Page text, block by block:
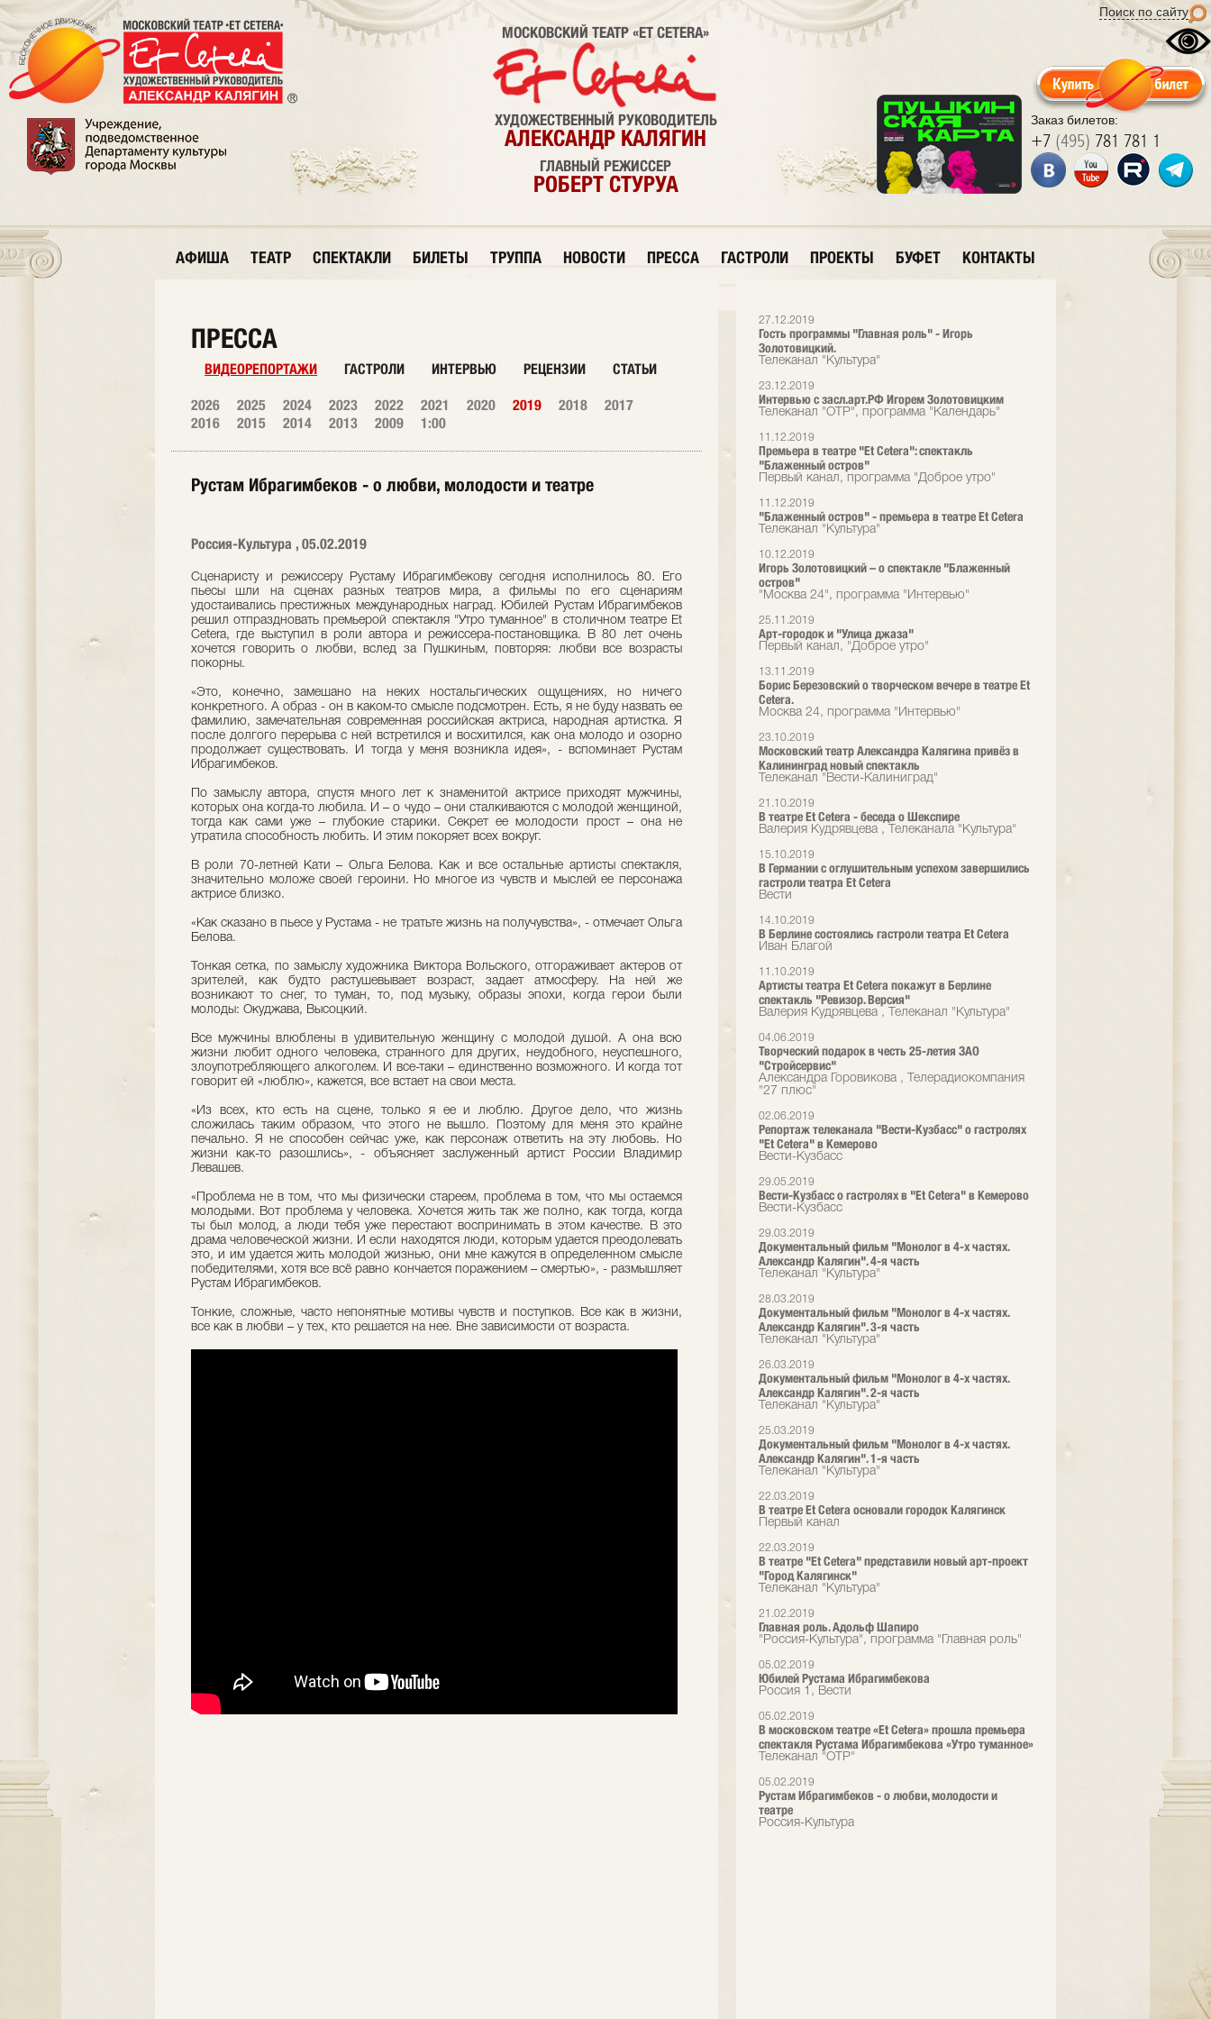
Поиск по сайту
Заказ билетов:
+7 (495) 781 781 1
МОСКОВСКИЙ ТЕАТР «ET CETERA»
ХУДОЖЕСТВЕННЫЙ РУКОВОДИТЕЛЬ
АЛЕКСАНДР КАЛЯГИН
ГЛАВНЫЙ РЕЖИССЕР
РОБЕРТ СТУРУА
АФИША ТЕАТР СПЕКТАКЛИ БИЛЕТЫ ТРУППА НОВОСТИ ПРЕССА ГАСТРОЛИ ПРОЕКТЫ БУФЕТ КОНТАКТЫ
27.12.2019
Гость программы "Главная роль" - Игорь
Золотовицкий.
Телеканал "Культура"
23.12.2019
Интервью с засл.арт.РФ Игорем Золотовицким
Телеканал "ОТР", программа "Календарь"
11.12.2019
Премьера в театре "Et Cetera": спектакль
"Блаженный остров"
Первый канал, программа "Доброе утро"
11.12.2019
"Блаженный остров" - премьера в театре Et Сetera
Телеканал "Культура"
10.12.2019
Игорь Золотовицкий – о спектакле "Блаженный
остров"
"Москва 24", программа "Интервью"
25.11.2019
Арт-городок и "Улица джаза"
Первый канал, "Доброе утро"
13.11.2019
Борис Березовский о творческом вечере в театре Et
Cetera.
Москва 24, программа "Интервью"
23.10.2019
Московский театр Александра Калягина привёз в
Калининград новый спектакль
Телеканал "Вести-Калиниград"
21.10.2019
В театре Et Сetera - беседа о Шекспире
Валерия Кудрявцева , Телеканала "Культура"
15.10.2019
В Германии с оглушительным успехом завершились
гастроли театра Et Cetera
Вести
14.10.2019
В Берлине состоялись гастроли театра Et Cetera
Иван Благой
11.10.2019
Артисты театра Et Cetera покажут в Берлине
спектакль "Ревизор. Версия"
Валерия Кудрявцева , Телеканал "Культура"
04.06.2019
Творческий подарок в честь 25-летия ЗАО
"Стройсервис"
Александра Горовикова , Телерадиокомпания
"27 плюс"
02.06.2019
Репортаж телеканала "Вести-Кузбасс" о гастролях
"Et Cetera" в Кемерово
Вести-Кузбасс
29.05.2019
Вести-Кузбасс о гастролях в "Et Cetera" в Кемерово
Вести-Кузбасс
29.03.2019
Документальный фильм "Монолог в 4-х частях.
Александр Калягин". 4-я часть
Телеканал "Культура"
28.03.2019
Документальный фильм "Монолог в 4-х частях.
Александр Калягин". 3-я часть
Телеканал "Культура"
26.03.2019
Документальный фильм "Монолог в 4-х частях.
Александр Калягин". 2-я часть
Телеканал "Культура"
25.03.2019
Документальный фильм "Монолог в 4-х частях.
Александр Калягин". 1-я часть
Телеканал "Культура"
22.03.2019
В театре Et Cetera основали городок Калягинск
Первый канал
22.03.2019
В театре "Et Cetera" представили новый арт-проект
"Город Калягинск"
Телеканал "Культура"
21.02.2019
Главная роль. Адольф Шапиро
"Россия-Культура", программа "Главная роль"
05.02.2019
Юбилей Рустама Ибрагимбекова
Россия 1, Вести
05.02.2019
В московском театре «Et Cetera» прошла премьера
спектакля Рустама Ибрагимбекова «Утро туманное»
Телеканал "ОТР"
05.02.2019
Рустам Ибрагимбеков - о любви, молодости и
театре
Россия-Культура
ПРЕССА
ВИДЕОРЕПОРТАЖИ ГАСТРОЛИ ИНТЕРВЬЮ РЕЦЕНЗИИ СТАТЬИ
2026 2025 2024 2023 2022 2021 2020 2019 2018
2017
2016
2015 2014 2013 2009 1:00
Рустам Ибрагимбеков - о любви, молодости и театре
Россия-Культура , 05.02.2019
Сценаристу и режиссеру Рустаму Ибрагимбекову сегодня исполнилось 80. Его
пьесы шли на сценах разных театров мира, а фильмы по его сценариям
удостаивались престижных международных наград. Юбилей Рустам Ибрагимбеков
решил отпраздновать премьерой спектакля "Утро туманное" в столичном театре Et
Cetera, где выступил в роли автора и режиссера-постановщика. В 80 лет очень
хочется говорить о любви, вслед за Пушкиным, повторяя: любви все возрасты
покорны.
«Это, конечно, замешано на неких ностальгических ощущениях, но ничего
конкретного. А образ - он в каком-то смысле подсмотрен. Есть, я не буду назвать ее
фамилию, замечательная современная российская актриса, народная артистка. Я
после долгого перерыва с ней встретился и восхитился, как она молодо и озорно
продолжает существовать. И тогда у меня возникла идея», - вспоминает Рустам
Ибрагимбеков.
По замыслу автора, спустя много лет к знаменитой актрисе приходят мужчины,
которых она когда-то любила. И – о чудо – они сталкиваются с молодой женщиной,
тогда как сами уже – глубокие старики. Секрет ее молодости прост – она не
утратила способность любить. И этим покоряет всех вокруг.
В роли 70-летней Кати – Ольга Белова. Как и все остальные артисты спектакля,
значительно моложе своей героини. Но многое из чувств и мыслей ее персонажа
актрисе близко.
«Как сказано в пьесе у Рустама - не тратьте жизнь на получувства», - отмечает Ольга
Белова.
Тонкая сетка, по замыслу художника Виктора Вольского, отгораживает актеров от
зрителей, как будто растушевывает возраст, задает атмосферу. На ней же
возникают то снег, то туман, то, под музыку, образы эпохи, когда герои были
молоды: Окуджава, Высоцкий.
Все мужчины влюблены в удивительную женщину с молодой душой. А она всю
жизни любит одного человека, странного для других, неудобного, неуспешного,
злоупотребляющего алкоголем. И все-таки – единственно возможного. И когда тот
говорит ей «люблю», кажется, все встает на свои места.
«Из всех, кто есть на сцене, только я ее и люблю. Другое дело, что жизнь
сложилась таким образом, что этого не вышло. Поэтому для меня это крайне
печально. Я не способен сейчас уже, как персонаж ответить на эту любовь. Но
жизни как-то разошлись», - объясняет заслуженный артист России Владимир
Левашев.
«Проблема не в том, что мы физически стареем, проблема в том, что мы остаемся
молодыми. Вот проблема у человека. Хочется жить так же полно, как тогда, когда
ты был молод, а люди тебя уже перестают воспринимать в этом качестве. В это
драма человеческой жизни. И если находятся люди, которым удается преодолевать
это, и им удается жить молодой жизнью, они мне кажутся в определенном смысле
победителями, хотя все всё равно кончается поражением – смертью», - размышляет
Рустам Ибрагимбеков.
Тонкие, сложные, часто непонятные мотивы чувств и поступков. Все как в жизни,
все как в любви – у тех, кто решается на нее. Вне зависимости от возраста.